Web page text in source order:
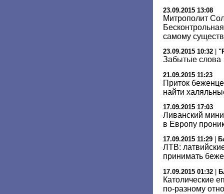
23.09.2015 13:08
Митрополит
самому
23.09.2015 10:32
Забытые слова
21.09.2015 11:23
Приток
найти
17.09.2015 17:03
Ливанский
в Европу
17.09.2015 11:29
ЛТВ:
принимать
17.09.2015 01:32 |
Католические
по-разному